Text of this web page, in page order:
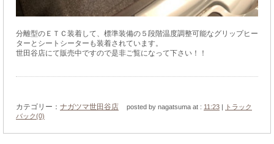
分離型のＥＴＣ装着して、標準装備の５段階温度調整可能なグリップヒー
ターとシートシーターも装着されています。
世田谷店にて販売中ですので是非ご覧になって下さい！！
カテゴリー： ナガツマ世田谷店 posted by nagatsuma at : 11:23 |
トラック
バック(0)